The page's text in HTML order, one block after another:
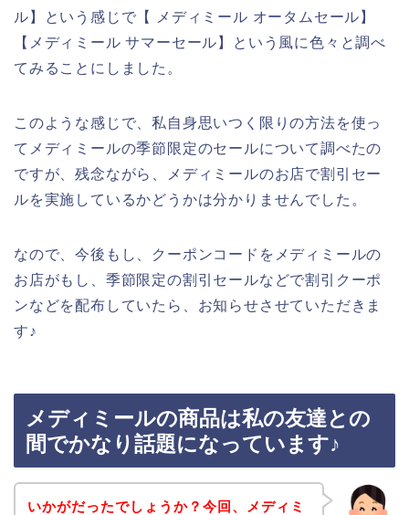
ル】という感じで【 メディミール オータムセール】
【メディミール サマーセール】という風に色々と調べ
てみることにしました。
このような感じで、私自身思いつく限りの方法を使っ
てメディミールの季節限定のセールについて調べたの
ですが、残念ながら、メディミールのお店で割引セー
ルを実施しているかどうかは分かりませんでした。
なので、今後もし、クーポンコードをメディミールの
お店がもし、季節限定の割引セールなどで割引クーポ
ンなどを配布していたら、お知らせさせていただきま
す♪
メディミールの商品は私の友達との
間でかなり話題になっています♪
いかがだったでしょうか？今回、メディミ